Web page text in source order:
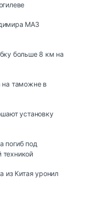
МАЗ
больше 8 км на
на таможне в
ycтaнoвкy
погиб под
из Китая уронил